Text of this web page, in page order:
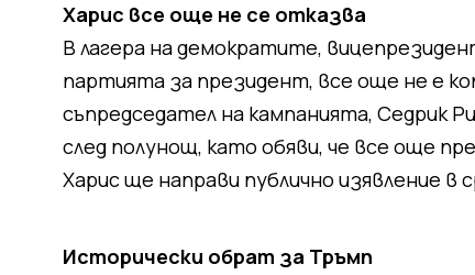
Харис все още не се отказва
В лагера на демократите,
партията за президент, все още не е
съпредседател на кампанията, Седрик
след полунощ, като обяви, че все още
Харис ще направи публично изявление в
Исторически обрат за Тръмп